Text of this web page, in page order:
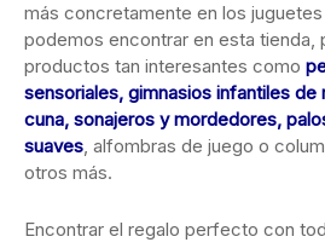
más concretamente en los
podemos encontrar en esta tienda,
productos tan interesantes como
sensoriales, gimnasios infantiles de
cuna, sonajeros y mordedores,
suaves, alfombras de juego o
otros más.
Encontrar el regalo perfecto con